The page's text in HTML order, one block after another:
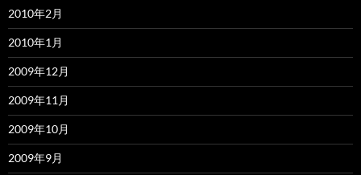
2010年2月
2010年1月
2009年12月
2009年11月
2009年10月
2009年9月